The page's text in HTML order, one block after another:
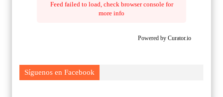
Feed failed to load, check browser console for
more info
Powered by Curator.io
Síguenos en Facebook